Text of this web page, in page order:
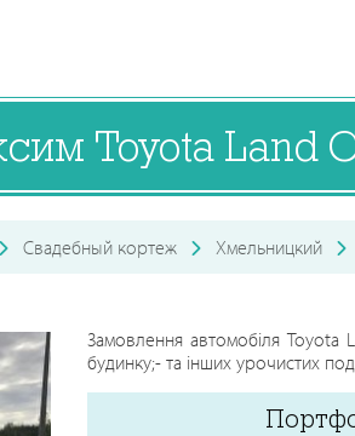
Toyota Land
Свадебный кортеж Хмельницкий
Замовлення автомобіля Toyota
будинку;- та інших урочистих